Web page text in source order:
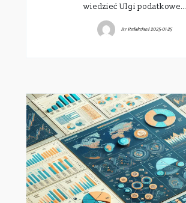
wiedzieć Ulgi podatkowe…
ByRedakcjawi 2025-01-25